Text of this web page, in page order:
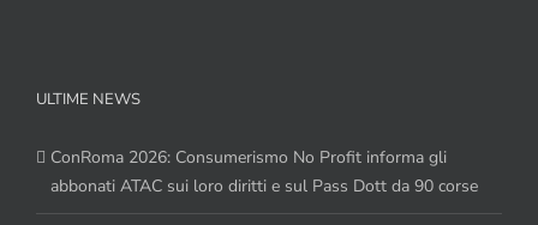
ULTIME NEWS
ConRoma 2026: Consumerismo No Profit informa gli
abbonati ATAC sui loro diritti e sul Pass Dott da 90 corse